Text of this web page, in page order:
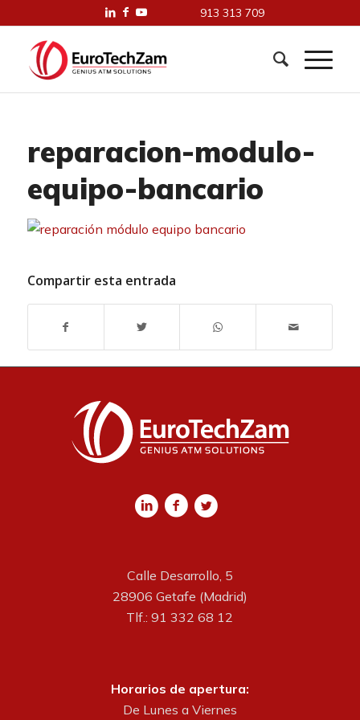
913 313 709
reparacion-modulo-
equipo-bancario
Compartir esta entrada
Calle Desarrollo, 5
28906 Getafe (Madrid)
Tlf.: 91 332 68 12
Horarios de apertura:
De Lunes a Viernes